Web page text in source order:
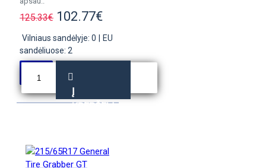
125.33€ 102.77€
Vilniaus sandėlyje: 0
EU
sandėliuose: 2
Į
KREPŠELĮ